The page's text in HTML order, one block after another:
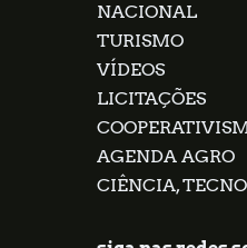
NACIONAL
TURISMO
VÍDEOS
LICITAÇÕES
AGENDA AGRO
CIÊNCIA,